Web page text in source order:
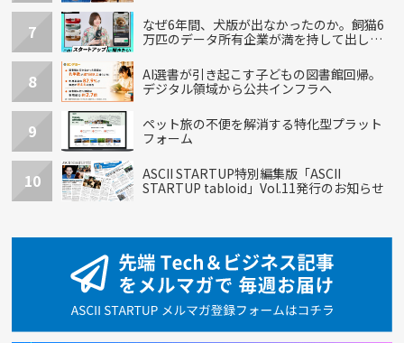
7
なぜ6年間、犬版が出なかったのか。飼猫6
万匹のデータ所有企業が満を持して出し
8
AI選書が引き起こす子どもの図書館回帰。
デジタル領域から公共インフラへ
9
ペット旅の不便を解消する特化型プラット
フォーム
10
ASCII STARTUP特別編集版「ASCII
STARTUP tabloid」Vol.11発行のお知らせ